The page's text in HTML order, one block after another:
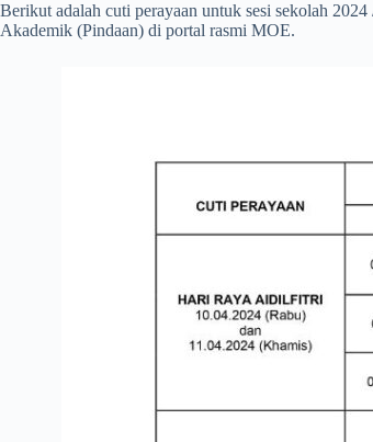
Berikut adalah cuti perayaan untuk sesi sekolah
Akademik (Pindaan) di portal rasmi MOE.